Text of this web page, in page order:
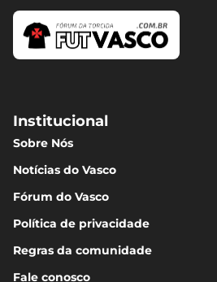
Institucional
Sobre Nós
Notícias do Vasco
Fórum do Vasco
Política de privacidade
Regras da comunidade
Fale conosco